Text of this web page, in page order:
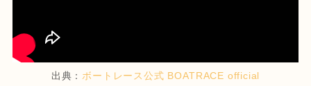
出典： ボートレース公式 BOATRACE official